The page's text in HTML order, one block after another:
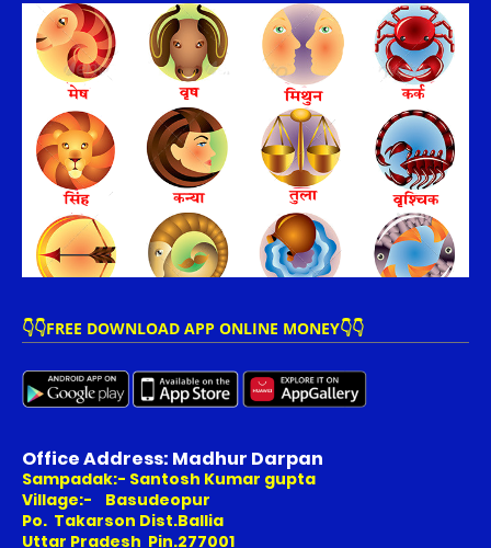
👇👇FREE DOWNLOAD APP ONLINE MONEY👇👇
Office Address: Madhur Darpan
Sampadak:- Santosh Kumar gupta
Village:- Basudeopur
Po. Takarson Dist.Ballia
Uttar Pradesh Pin.277001